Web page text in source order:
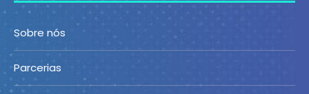
Sobre nós
Parcerias